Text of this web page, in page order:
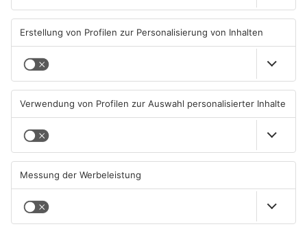
Ausstellung in Bruchköbel
zum Thema "Wasser im
Klimawandel"
07.08.2026, 05:00 UHR IN MAIN-
KINZIG-KREIS
Wohnhausbrand in Maintal:
Zwei Menschen verletzt
06.08.2026, 15:42 UHR IN MAIN-
KINZIG-KREIS